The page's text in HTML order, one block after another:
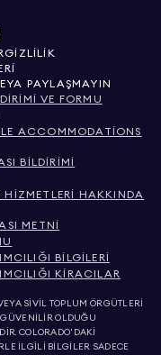
GIZLILIK
PAYLAŞMAYIN
VE FORMU
ACCOMMODATIONS
BILDIRIMI
HIZMETLERI HAKKINDA
METNI
BILGILERI
KIRACILAR
SİVİL TOPLUM ÖRGÜTLERİ
OLDUĞU
COLORADO'DAKİ
İLGİLİ BİLGİLER SADECE